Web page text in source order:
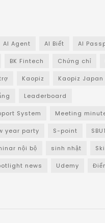
AI Agent AI Biết AI
BK Fintech Chứng chỉ
Kaopiz Kaopiz Japan
Leaderboard
System Meeting
year party S-point SBU1
nội bộ sinh nhật
news Udemy